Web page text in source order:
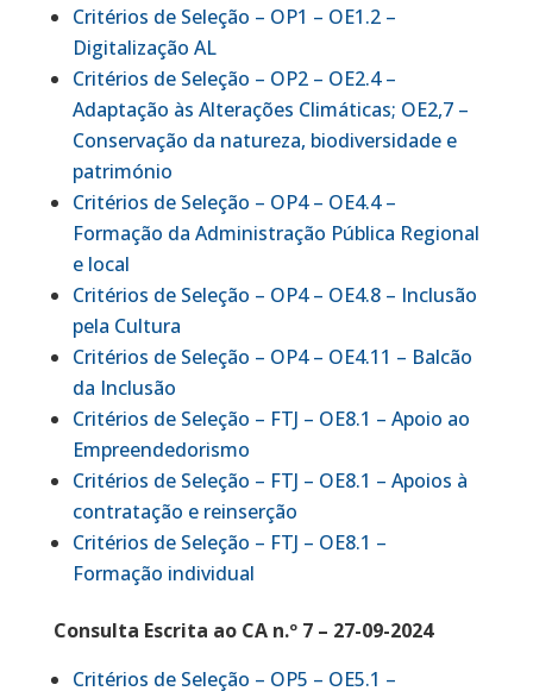
Critérios de Seleção – OP1 – OE1.2 –
Digitalização AL
Critérios de Seleção – OP2 – OE2.4 –
Adaptação às Alterações Climáticas; OE2,7 –
Conservação da natureza, biodiversidade e
património
Critérios de Seleção – OP4 – OE4.4 –
Formação da Administração Pública Regional
e local
Critérios de Seleção – OP4 – OE4.8 – Inclusão
pela Cultura
Critérios de Seleção – OP4 – OE4.11 – Balcão
da Inclusão
Critérios de Seleção – FTJ – OE8.1 – Apoio ao
Empreendedorismo
Critérios de Seleção – FTJ – OE8.1 – Apoios à
contratação e reinserção
Critérios de Seleção – FTJ – OE8.1 –
Formação individual
Consulta Escrita ao CA n.º 7 – 27-09-2024
Critérios de Seleção – OP5 – OE5.1 –